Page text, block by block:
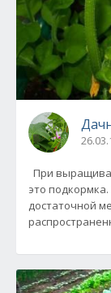
При
это
достаточной